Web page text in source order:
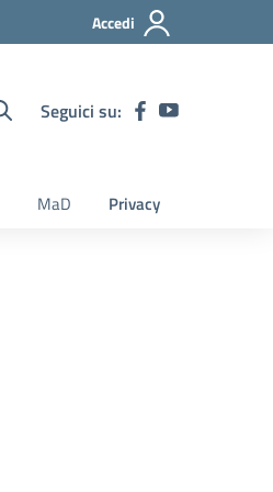
Accedi
Seguici su:
MaD Privacy